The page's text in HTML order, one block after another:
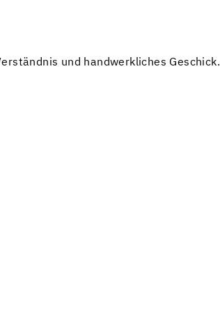
und handwerkliches Geschick.